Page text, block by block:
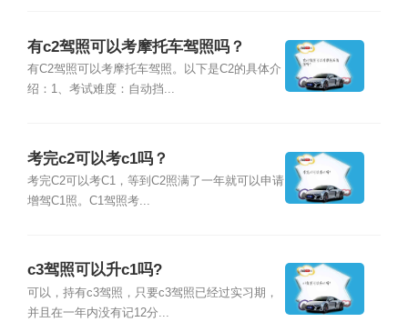
有c2驾照可以考摩托车驾照吗？
有C2驾照可以考摩托车驾照。以下是C2的具体介
绍：1、考试难度：自动挡...
考完c2可以考c1吗？
考完C2可以考C1，等到C2照满了一年就可以申请
增驾C1照。C1驾照考...
c3驾照可以升c1吗?
可以，持有c3驾照，只要c3驾照已经过实习期，
并且在一年内没有记12分...